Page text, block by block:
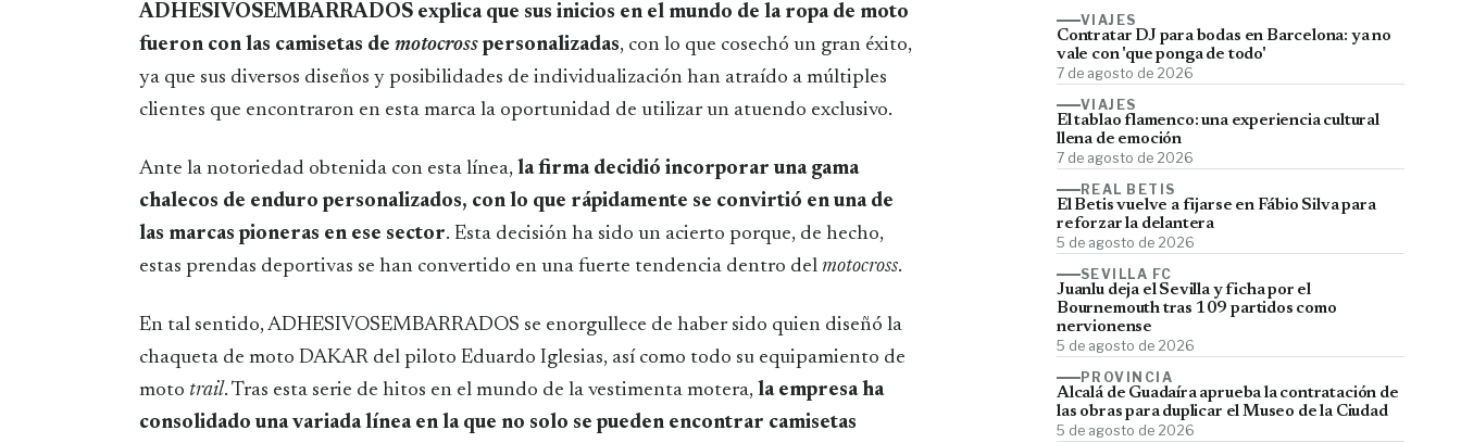
ADHESIVOSEMBARRADOS explica que sus inicios en el mundo de la ropa de moto
fueron con las camisetas de motocrosspersonalizadas, con lo que cosechó un gran éxito,
ya que sus diversos diseños y posibilidades de individualización han atraído a múltiples
clientes que encontraron en esta marca la oportunidad de utilizar un atuendo exclusivo.
Ante la notoriedad obtenida con esta línea, la firma decidió incorporar una gama
chalecos de enduro personalizados, con lo que rápidamente se convirtió en una de
las marcas pioneras en ese sector. Esta decisión ha sido un acierto porque, de hecho,
estas prendas deportivas se han convertido en una fuerte tendencia dentro del motocross.
En tal sentido, ADHESIVOSEMBARRADOS se enorgullece de haber sido quien diseñó la
chaqueta de moto DAKAR del piloto Eduardo Iglesias, así como todo su equipamiento de
moto trail. Tras esta serie de hitos en el mundo de la vestimenta motera, la empresa ha
consolidado una variada línea en la que no solo se pueden encontrar camisetas
VIAJES
Contratar DJ para bodas en Barcelona: ya no
vale con 'que ponga de todo'
7 de agosto de 2026
VIAJES
El tablao flamenco: una experiencia cultural
llena de emoción
7 de agosto de 2026
REAL BETIS
El Betis vuelve a fijarse en Fábio Silva para
reforzar la delantera
5 de agosto de 2026
SEVILLA FC
Juanlu deja el Sevilla y ficha por el
Bournemouth tras 109 partidos como
nervionense
5 de agosto de 2026
PROVINCIA
Alcalá de Guadaíra aprueba la contratación de
las obras para duplicar el Museo de la Ciudad
5 de agosto de 2026